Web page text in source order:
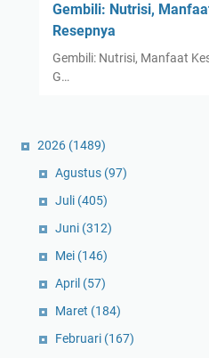
Gembili: Nutrisi,
Resepnya
Gembili: Nutrisi, Manfaat
G…
2026 (1489)
Agustus (97)
Juli (405)
Juni (312)
Mei (146)
April (57)
Maret (184)
Februari (167)